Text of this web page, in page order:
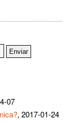
07
, 2017-01-24